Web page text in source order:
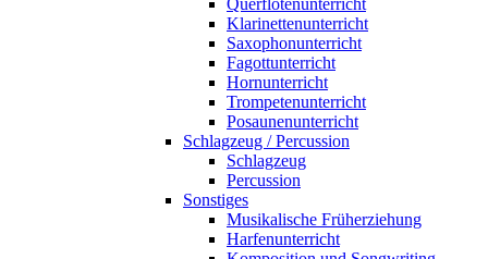
Klarinettenunterricht
Saxophonunterricht
Fagottunterricht
Hornunterricht
Trompetenunterricht
Posaunenunterricht
Schlagzeug / Percussion
Schlagzeug
Percussion
Sonstiges
Musikalische Früherziehung
Harfenunterricht